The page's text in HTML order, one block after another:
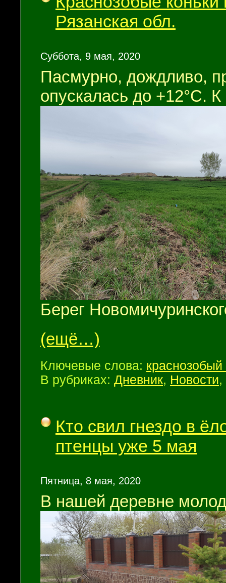
Рязанская обл.
Суббота, 9 мая, 2020
Пасмурно, дождливо,
опускалась до +12°С.
Берег
(ещё…)
Ключевые слова: краснозобый
В рубриках: Дневник, Новости,
Кто свил гнездо в
птенцы уже 5 мая
Пятница, 8 мая, 2020
В нашей деревне